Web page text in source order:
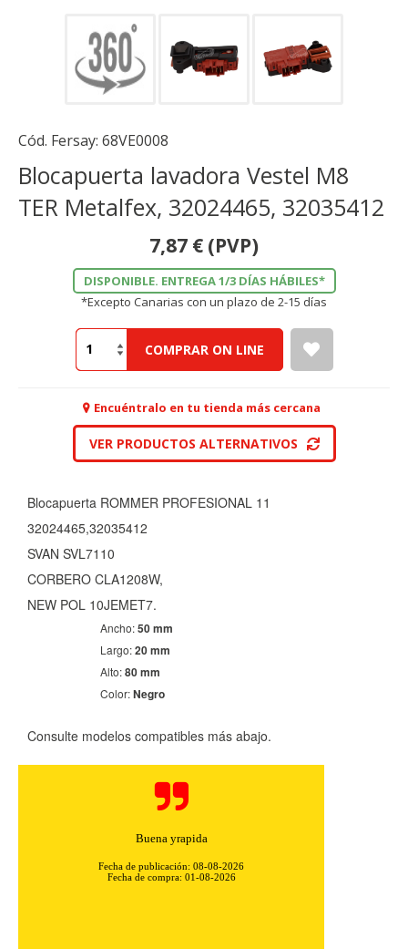
Cód. Fersay: 68VE0008
Blocapuerta lavadora Vestel M8
TER Metalfex, 32024465, 32035412
7,87 € (PVP)
DISPONIBLE. ENTREGA 1/3 DÍAS HÁBILES*
*Excepto Canarias con un plazo de 2-15 días
COMPRAR ON LINE
Encuéntralo en tu tienda más cercana
VER PRODUCTOS ALTERNATIVOS
Blocapuerta ROMMER PROFESIONAL 11
32024465,32035412
SVAN SVL7110
CORBERO CLA1208W,
NEW POL 10JEMET7.
Ancho:50 mm
Largo:20 mm
Alto:80 mm
Color:Negro
Consulte modelos compatibles más abajo.
Buena yrapida
Fecha de publicación: 08-08-2026
Fecha de compra: 01-08-2026
CONFIGURACIÓN DE COOKIES
HABILITAR TODO RECHAZAR TODO